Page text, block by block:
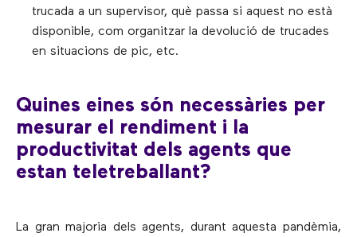
trucada a un supervisor, què passa si aquest no està
disponible, com organitzar la devolució de trucades
en situacions de pic, etc.
Quines eines són necessàries per
mesurar el rendiment i la
productivitat dels agents que
estan teletreballant?
La gran majoria dels agents, durant aquesta pandèmia,